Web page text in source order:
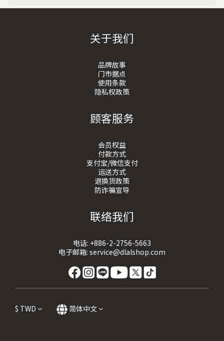
关于我们
品牌故事
门市据点
使用条款
隐私权政策
顾客服务
会员权益
付款方式
支付宝/微信支付
运送方式
退换货政策
防诈骗宣导
联络我们
电话: +886-2-2756-5663
电子邮箱: service@dlalshop.com
$ TWD 简体中文